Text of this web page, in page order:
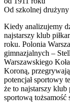
Od szkolnej
Kiedy analizujemy
najstarszy klub
roku. Polonia
gimnazjalnych –
Warszawskiego
Koroną,
potencjał sportowy
że to najstarszy klub
sportową tożsamość